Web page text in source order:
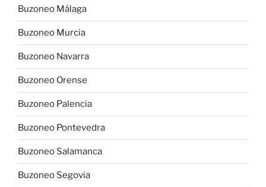
Buzoneo Málaga
Buzoneo Murcia
Buzoneo Navarra
Buzoneo Orense
Buzoneo Palencia
Buzoneo Pontevedra
Buzoneo Salamanca
Buzoneo Segovia